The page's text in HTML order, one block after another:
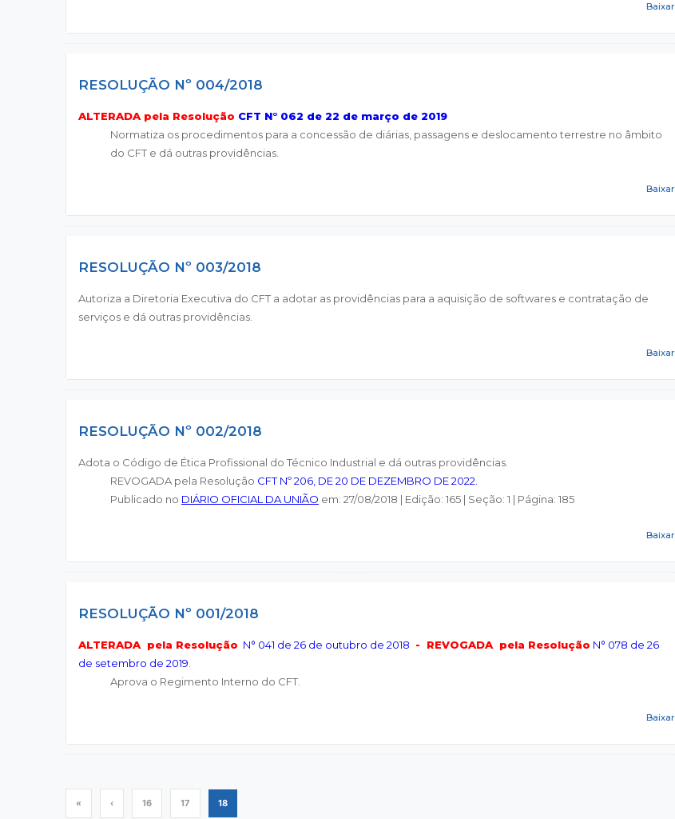
Baixar
RESOLUÇÃO Nº 004/2018
ALTERADA pela Resolução CFT N° 062 de 22 de março de 2019
Normatiza os procedimentos para a concessão de diárias, passagens e deslocamento terrestre no âmbito
do CFT e dá outras providências.
Baixar
RESOLUÇÃO Nº 003/2018
Autoriza a Diretoria Executiva do CFT a adotar as providências para a aquisição de softwares e contratação de
serviços e dá outras providências.
Baixar
RESOLUÇÃO Nº 002/2018
Adota o Código de Ética Profissional do Técnico Industrial e dá outras providências.
REVOGADA pela Resolução CFT Nº 206, DE 20 DE DEZEMBRO DE 2022.
Publicado no DIÁRIO OFICIAL DA UNIÃO em: 27/08/2018 | Edição: 165 | Seção: 1 | Página: 185
Baixar
RESOLUÇÃO Nº 001/2018
ALTERADA pela Resolução N° 041 de 26 de outubro de 2018 - REVOGADA pela Resolução N° 078 de 26
de setembro de 2019.
Aprova o Regimento Interno do CFT.
Baixar
« ‹ 16 17 18